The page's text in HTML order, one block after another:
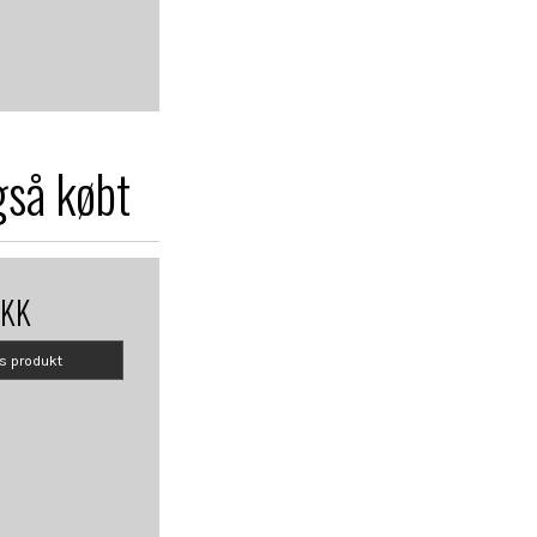
købt
produkt